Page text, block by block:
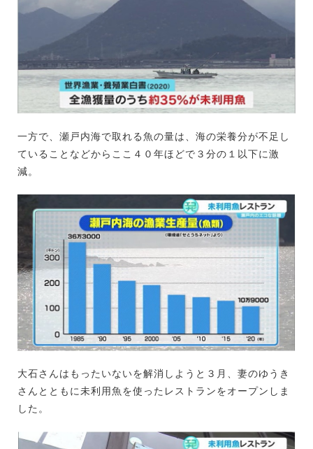
一方で、瀬戸内海で取れる魚の量は、海の栄養分が不足し
ていることなどからここ４０年ほどで３分の１以下に激
減。
大石さんはもったいないを解消しようと３月、妻のゆうき
さんとともに未利用魚を使ったレストランをオープンしま
した。